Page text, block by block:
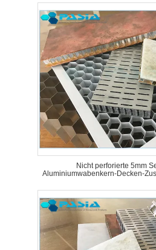
Nicht perforierte 5mm
Aluminiumwabenkern-Decken-